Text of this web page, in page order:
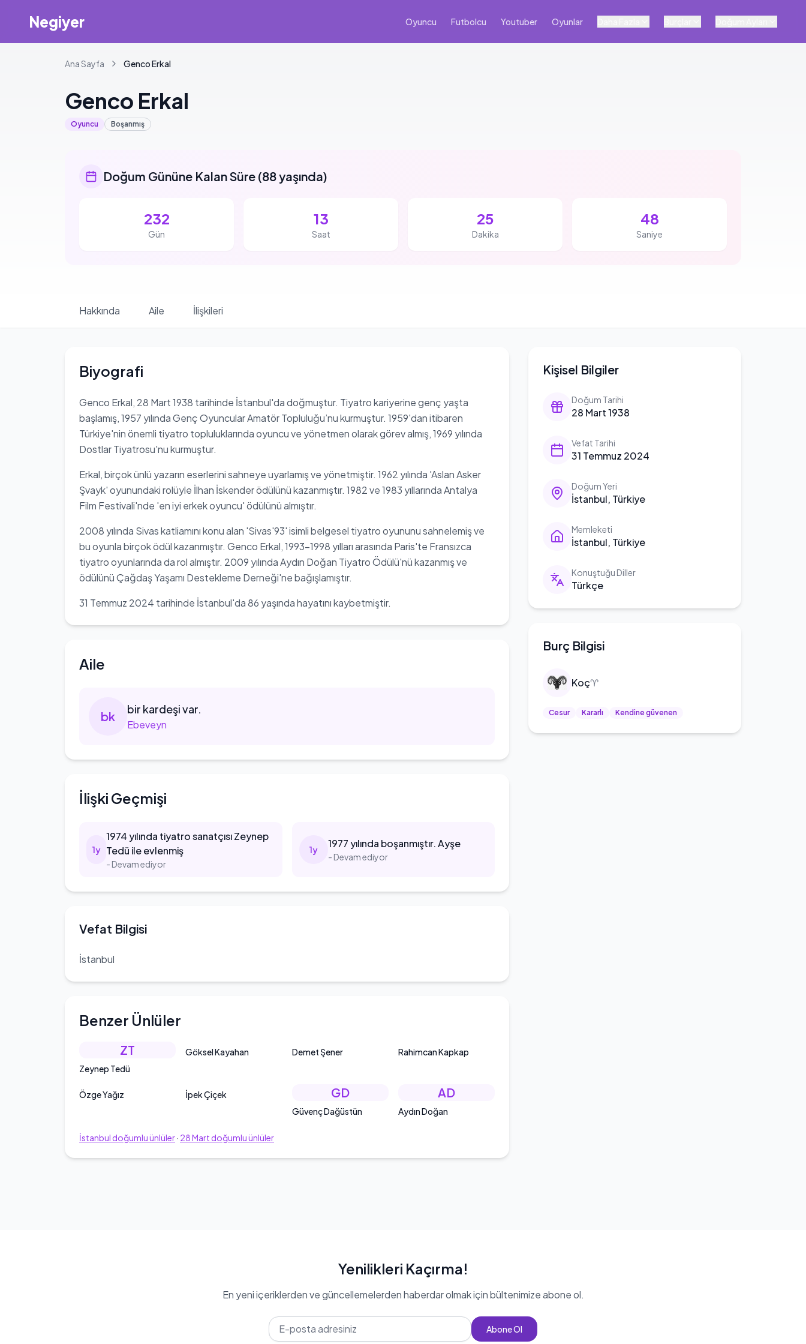
Negiyer Oyuncu Futbolcu Youtuber Oyunlar
Ana Sayfa GencoErkal
Genco Erkal
Oyuncu Boşanmış
Doğum Gününe Kalan Süre (88 yaşında)
232
Gün
13
Saat
25
Dakika
47
Saniye
Hakkında Aile İlişkileri
Kişisel Bilgiler
Doğum Tarihi
28 Mart 1938
Vefat Tarihi
31 Temmuz 2024
Doğum Yeri
İstanbul, Türkiye
Memleketi
İstanbul, Türkiye
Konuştuğu Diller
Türkçe
Burç Bilgisi
Koç♈
Cesur Kararlı Kendine güvenen
Biyografi
Genco Erkal, 28 Mart 1938 tarihinde İstanbul'da doğmuştur. Tiyatro kariyerine genç yaşta
başlamış, 1957 yılında Genç Oyuncular Amatör Topluluğu’nu kurmuştur. 1959'dan itibaren
Türkiye'nin önemli tiyatro topluluklarında oyuncu ve yönetmen olarak görev almış, 1969 yılında
Dostlar Tiyatrosu'nu kurmuştur.
Erkal, birçok ünlü yazarın eserlerini sahneye uyarlamış ve yönetmiştir. 1962 yılında 'Aslan Asker
Şvayk' oyunundaki rolüyle İlhan İskender ödülünü kazanmıştır. 1982 ve 1983 yıllarında Antalya
Film Festivali'nde 'en iyi erkek oyuncu' ödülünü almıştır.
2008 yılında Sivas katliamını konu alan 'Sivas'93' isimli belgesel tiyatro oyununu sahnelemiş ve
bu oyunla birçok ödül kazanmıştır. Genco Erkal, 1993-1998 yılları arasında Paris'te Fransızca
tiyatro oyunlarında da rol almıştır. 2009 yılında Aydın Doğan Tiyatro Ödülü'nü kazanmış ve
ödülünü Çağdaş Yaşamı Destekleme Derneği'ne bağışlamıştır.
31 Temmuz 2024 tarihinde İstanbul'da 86 yaşında hayatını kaybetmiştir.
Aile
bk bir kardeşi var.
Ebeveyn
İlişki Geçmişi
1y
1974 yılında tiyatro sanatçısı Zeynep
Tedü ile evlenmiş
- Devam ediyor
1y 1977yılında boşanmıştır. Ayşe
- Devam ediyor
Vefat Bilgisi
İstanbul
Benzer Ünlüler
ZT
Zeynep Tedü
Göksel Kayahan Demet Şener Rahimcan Kapkap
Özge Yağız İpek Çiçek GD
Güvenç Dağüstün
AD
Aydın Doğan
İstanbul doğumlu ünlüler· 28Mart doğumlu ünlüler
Yenilikleri Kaçırma!
En yeni içeriklerden ve güncellemelerden haberdar olmak için bültenimize abone ol.
Abone Ol